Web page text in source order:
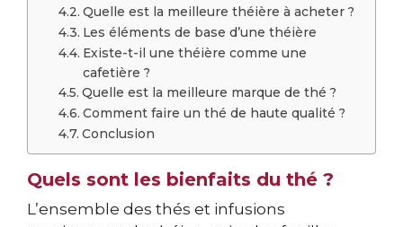
Quelle est la meilleure théière à acheter ?
Les éléments de base d’une théière
Existe-t-il une théière comme une
cafetière ?
Quelle est la meilleure marque de thé ?
Comment faire un thé de haute qualité ?
Conclusion
Quels sont les bienfaits du thé ?
L’ensemble des thés et infusions